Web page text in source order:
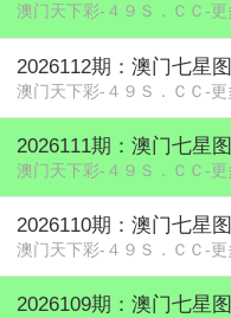
澳门天下彩-４９Ｓ．ＣＣ-
2026112期：澳门七星图
澳门天下彩-４９Ｓ．ＣＣ-
2026111期：澳门七星图
澳门天下彩-４９Ｓ．ＣＣ-
2026110期：澳门七星图
澳门天下彩-４９Ｓ．ＣＣ-
2026109期：澳门七星图